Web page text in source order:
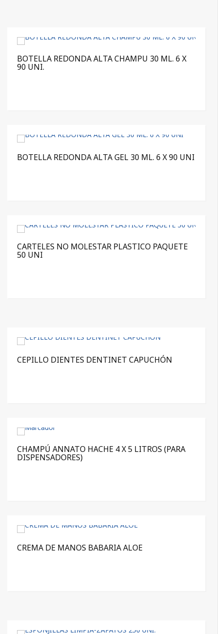
BOTELLA REDONDA ALTA CHAMPU 30 ML. 6 X
90 UNI.
BOTELLA REDONDA ALTA GEL 30 ML. 6 X 90 UNI
CARTELES NO MOLESTAR PLASTICO PAQUETE
50 UNI
CEPILLO DIENTES DENTINET CAPUCHÓN
CHAMPÚ ANNATO HACHE 4 X 5 LITROS (PARA
DISPENSADORES)
CREMA DE MANOS BABARIA ALOE